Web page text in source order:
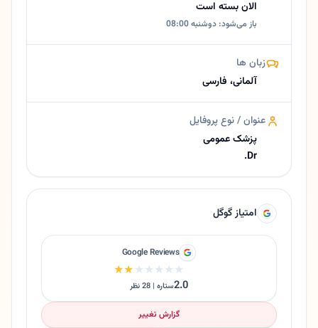
الان بسته است
باز می‌شود: دوشنبه 08:00
زبان ها
آلمانی، فارسی
عنوان / نوع پروفایل
پزشک عمومی
Dr.
امتیاز گوگل
Google Reviews
★★★★★
★★★★★
2.0ستاره | 28 نظر
گزارش تغییر